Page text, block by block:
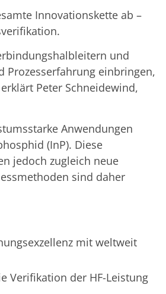
Innovationskette ab –
und
Prozesserfahrung einbringen,
Peter Schneidewind,
Anwendungen
(InP). Diese
jedoch zugleich neue
sind daher
mit weltweit
Verifikation der HF-Leistung